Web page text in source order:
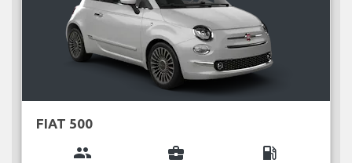
FIAT 500
group business_center local_gas_station